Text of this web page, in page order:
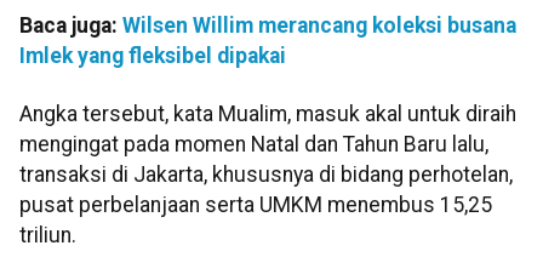
Baca juga: Wilsen Willim merancang koleksi busana
Imlek yang fleksibel dipakai
Angka tersebut, kata Mualim, masuk akal untuk diraih
mengingat pada momen Natal dan Tahun Baru lalu,
transaksi di Jakarta, khususnya di bidang perhotelan,
pusat perbelanjaan serta UMKM menembus 15,25
triliun.